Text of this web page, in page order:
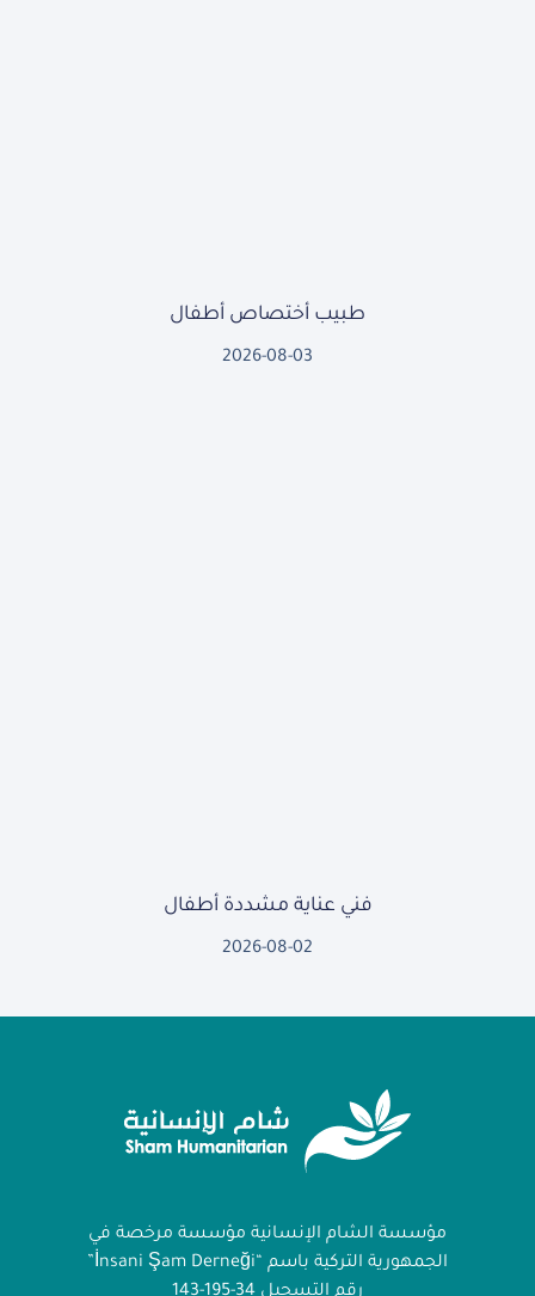
طبيب أختصاص أطفال
2026-08-03
فني عناية مشددة أطفال
2026-08-02
مؤسسة الشام الإنسانية مؤسسة مرخصة في
الجمهورية التركية باسم “İnsani Şam Derneği”
رقم التسجيل 34-195-143